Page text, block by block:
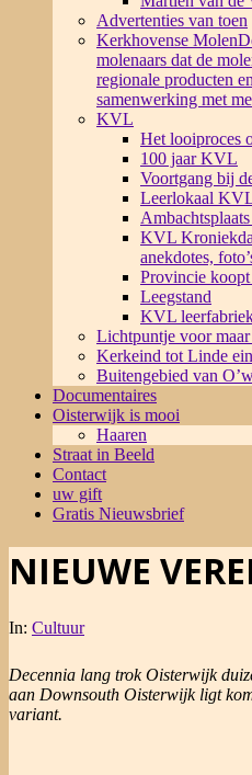
Advertenties van toen
Kerkhovense Molen
molenaars dat de
regionale producten
samenwerking met
KVL
Het looiproces
100 jaar KVL
Voortgang bij
Leerlokaal
KVL
anekdotes,
Provincie
Leegstand
KVL
Lichtpuntje voor
Kerkeind tot Linde
Buitengebied van
Documentaires
Oisterwijk is mooi
Haaren
Straat in Beeld
Contact
uw gift
Gratis Nieuwsbrief
NIEUWE
In: Cultuur
Decennia lang trok Oisterwijk
aan Downsouth Oisterwijk ligt
variant.